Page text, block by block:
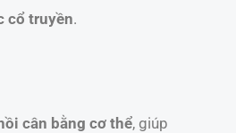
cổ truyền.
cân bằng cơ thể, giúp